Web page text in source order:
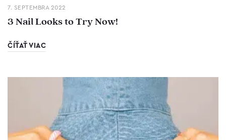
7. SEPTEMBRA 2022
3 Nail Looks to Try Now!
ČÍŤAŤ VIAC